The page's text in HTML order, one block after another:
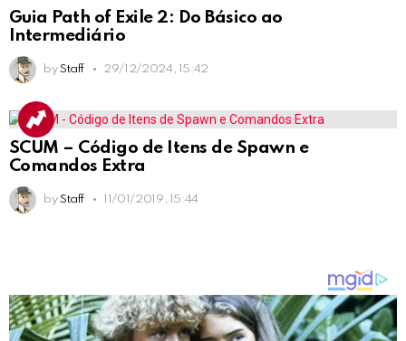
Guia Path of Exile 2: Do Básico ao
Intermediário
by Staff 29/12/2024, 15:42
SCUM – Código de Itens de Spawn e
Comandos Extra
by Staff 11/01/2019, 15:44